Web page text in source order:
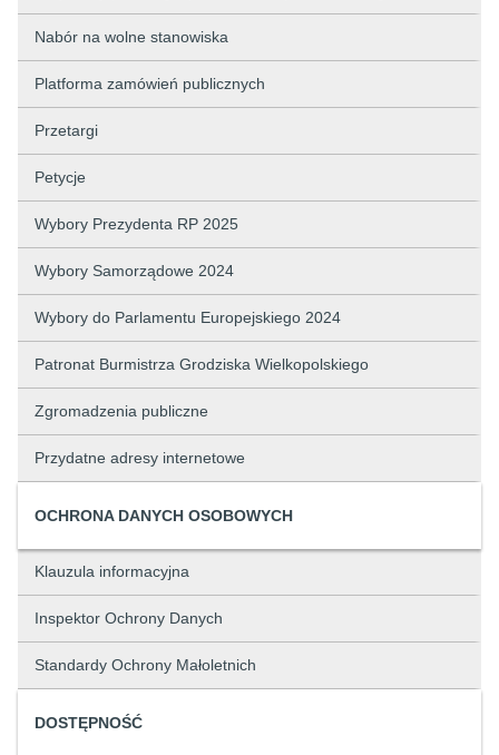
Nabór na wolne stanowiska
Platforma zamówień publicznych
Przetargi
Petycje
Wybory Prezydenta RP 2025
Wybory Samorządowe 2024
Wybory do Parlamentu Europejskiego 2024
Patronat Burmistrza Grodziska Wielkopolskiego
Zgromadzenia publiczne
Przydatne adresy internetowe
OCHRONA DANYCH OSOBOWYCH
Klauzula informacyjna
Inspektor Ochrony Danych
Standardy Ochrony Małoletnich
DOSTĘPNOŚĆ